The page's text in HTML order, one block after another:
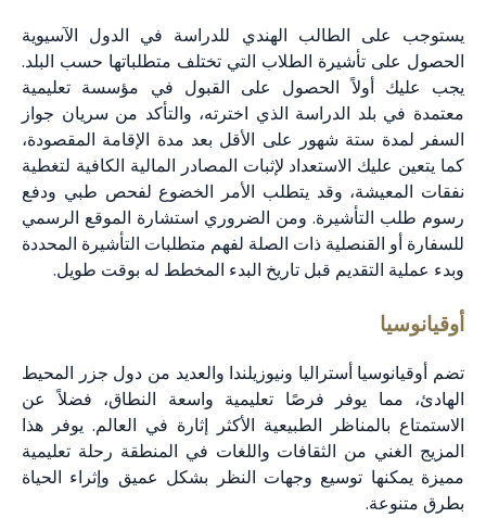
يستوجب على الطالب الهندي للدراسة في الدول الآسيوية
الحصول على تأشيرة الطلاب التي تختلف متطلباتها حسب البلد.
يجب عليك أولاً الحصول على القبول في مؤسسة تعليمية
معتمدة في بلد الدراسة الذي اخترته، والتأكد من سريان جواز
السفر لمدة ستة شهور على الأقل بعد مدة الإقامة المقصودة،
كما يتعين عليك الاستعداد لإثبات المصادر المالية الكافية لتغطية
نفقات المعيشة، وقد يتطلب الأمر الخضوع لفحص طبي ودفع
رسوم طلب التأشيرة. ومن الضروري استشارة الموقع الرسمي
للسفارة أو القنصلية ذات الصلة لفهم متطلبات التأشيرة المحددة
وبدء عملية التقديم قبل تاريخ البدء المخطط له بوقت طويل.
أوقيانوسيا
تضم أوقيانوسيا أستراليا ونيوزيلندا والعديد من دول جزر المحيط
الهادئ، مما يوفر فرصًا تعليمية واسعة النطاق، فضلاً عن
الاستمتاع بالمناظر الطبيعية الأكثر إثارة في العالم. يوفر هذا
المزيج الغني من الثقافات واللغات في المنطقة رحلة تعليمية
مميزة يمكنها توسيع وجهات النظر بشكل عميق وإثراء الحياة
بطرق متنوعة.